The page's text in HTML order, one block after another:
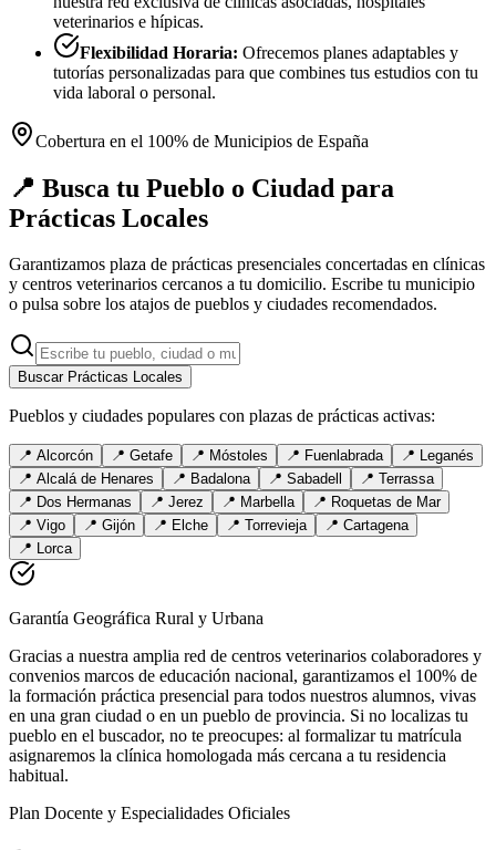
veterinarios e hípicas.
Flexibilidad Horaria: Ofrecemos planes adaptables y
tutorías personalizadas para que combines tus estudios con tu
vida laboral o personal.
Cobertura en el 100% de Municipios de España
📍 Busca tu Pueblo o Ciudad para
Prácticas Locales
Garantizamos plaza de prácticas presenciales concertadas en clínicas
y centros veterinarios cercanos a tu domicilio. Escribe tu municipio
o pulsa sobre los atajos de pueblos y ciudades recomendados.
Buscar Prácticas Locales
Pueblos y ciudades populares con plazas de prácticas activas:
📍 Alcorcón 📍 Getafe 📍 Móstoles 📍 Fuenlabrada 📍 Leganés
📍 Alcalá de Henares 📍 Badalona 📍 Sabadell 📍 Terrassa
📍 Dos Hermanas 📍 Jerez 📍 Marbella 📍 Roquetas de Mar
📍 Vigo 📍 Gijón 📍 Elche 📍 Torrevieja 📍 Cartagena
📍 Lorca
Garantía Geográfica Rural y Urbana
Gracias a nuestra amplia red de centros veterinarios colaboradores y
convenios marcos de educación nacional, garantizamos el 100% de
la formación práctica presencial para todos nuestros alumnos, vivas
en una gran ciudad o en un pueblo de provincia. Si no localizas tu
pueblo en el buscador, no te preocupes: al formalizar tu matrícula
asignaremos la clínica homologada más cercana a tu residencia
habitual.
Plan Docente y Especialidades Oficiales